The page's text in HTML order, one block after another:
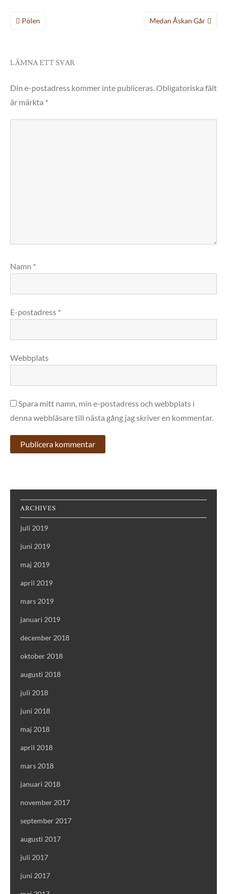
Inläggsnavigering
Pölen Medan Åskan Går
LÄMNA ETT SVAR
Din e-postadress kommer inte publiceras. Obligatoriska fält
är märkta *
Namn *
E-postadress *
Webbplats
Spara mitt namn, min e-postadress och webbplats i
denna webbläsare till nästa gång jag skriver en kommentar.
ARCHIVES
juli 2019
juni 2019
maj 2019
april 2019
mars 2019
januari 2019
december 2018
oktober 2018
augusti 2018
juli 2018
juni 2018
maj 2018
april 2018
mars 2018
januari 2018
november 2017
september 2017
augusti 2017
juli 2017
juni 2017